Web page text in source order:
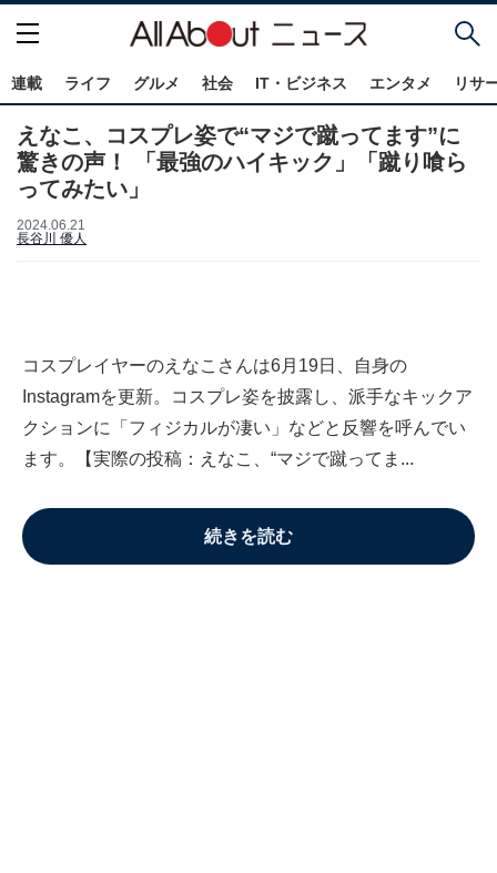
連載 ライフ グルメ 社会 IT・ビジネス エンタメ リサ
えなこ、コスプレ姿で“マジで蹴ってます”に
驚きの声！ 「最強のハイキック」「蹴り喰ら
ってみたい」
2024.06.21
長谷川 優人
コスプレイヤーのえなこさんは6月19日、自身の
Instagramを更新。コスプレ姿を披露し、派手なキックア
クションに「フィジカルが凄い」などと反響を呼んでい
ます。【実際の投稿：えなこ、“マジで蹴ってま...
続きを読む